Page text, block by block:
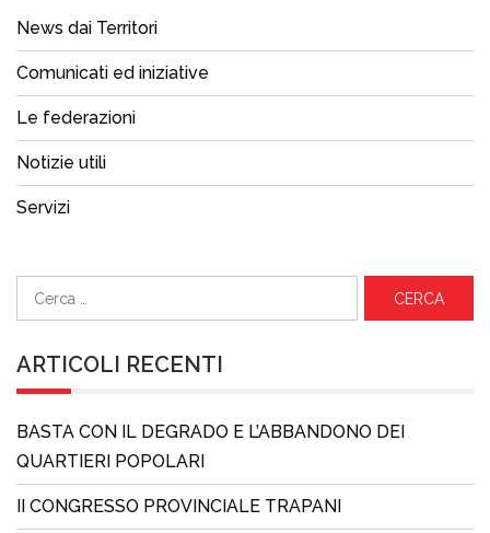
News dai Territori
Comunicati ed iniziative
Le federazioni
Notizie utili
Servizi
ARTICOLI RECENTI
BASTA CON IL DEGRADO E L’ABBANDONO DEI
QUARTIERI POPOLARI
II CONGRESSO PROVINCIALE TRAPANI